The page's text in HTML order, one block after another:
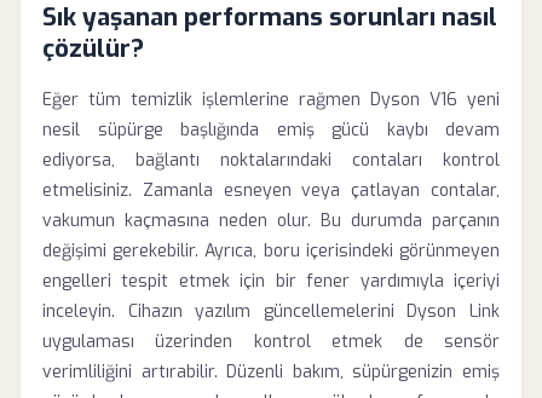
Sık yaşanan performans sorunları nasıl
çözülür?
Eğer tüm temizlik işlemlerine rağmen Dyson V16 yeni
nesil süpürge başlığında emiş gücü kaybı devam
ediyorsa, bağlantı noktalarındaki contaları kontrol
etmelisiniz. Zamanla esneyen veya çatlayan contalar,
vakumun kaçmasına neden olur. Bu durumda parçanın
değişimi gerekebilir. Ayrıca, boru içerisindeki görünmeyen
engelleri tespit etmek için bir fener yardımıyla içeriyi
inceleyin. Cihazın yazılım güncellemelerini Dyson Link
uygulaması üzerinden kontrol etmek de sensör
verimliliğini artırabilir. Düzenli bakım, süpürgenizin emiş